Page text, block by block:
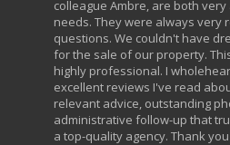
colleague Ambre, are both
needs. They were always very
questions. We couldn't have
for the sale of our property.
highly professional. I
excellent reviews I've read
relevant advice, outstanding
administrative follow-up that
a top-quality agency. Thank